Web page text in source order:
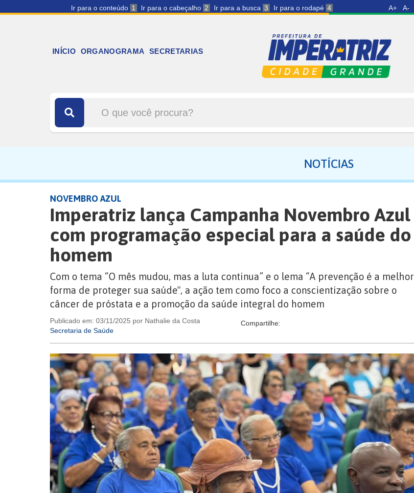
Ir para o conteúdo 1 Ir para o cabeçalho 2 Ir para a busca 3 Ir para o rodapé 4 A+ A-
INÍCIO ORGANOGRAMA SECRETARIAS
NOTÍCIAS
NOVEMBRO AZUL
Imperatriz lança Campanha Novembro Azul
com programação especial para a saúde do
homem
Com o tema “O mês mudou, mas a luta continua” e o lema “A prevenção é a melhor
forma de proteger sua saúde", a ação tem como foco a conscientização sobre o
câncer de próstata e a promoção da saúde integral do homem
Publicado em: 03/11/2025 por Nathalie da Costa
Secretaria de Saúde
Compartilhe: